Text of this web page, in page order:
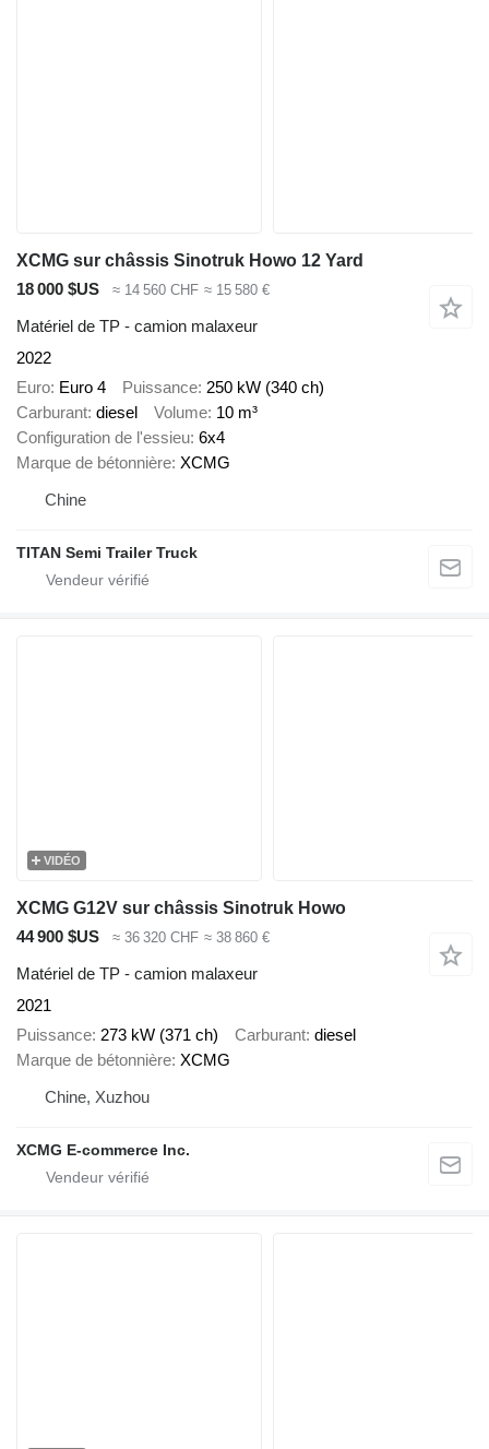
XCMG sur châssis Sinotruk Howo 12 Yard
18 000 $US
≈ 14 560 CHF ≈ 15 580 €
Matériel de TP - camion malaxeur
2022
Euro Euro 4 Puissance 250 kW (340 ch)
Carburant diesel Volume 10 m³
Configuration de l'essieu 6x4
Marque de bétonnière XCMG
Chine
TITAN Semi Trailer Truck
VIDÉO
XCMG G12V sur châssis Sinotruk Howo
44 900 $US
≈ 36 320 CHF ≈ 38 860 €
Matériel de TP - camion malaxeur
2021
Puissance 273 kW (371 ch) Carburant diesel
Marque de bétonnière XCMG
Chine, Xuzhou
XCMG E-commerce Inc.